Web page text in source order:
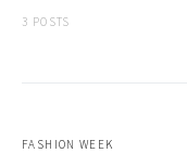
3 POSTS
FASHION WEEK